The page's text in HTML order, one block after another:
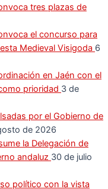
tres plazas de
el concurso para
Medieval Visigoda 6
en Jaén con el
prioridad 3 de
por el Gobierno de
de 2026
la Delegación de
andaluz 30 de julio
político con la vista